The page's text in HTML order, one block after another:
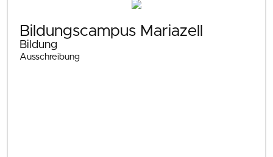
Bildungscampus Mariazell
Bildung
Ausschreibung